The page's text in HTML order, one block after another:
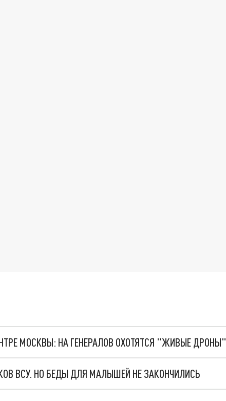
МОСКВЫ: НА ГЕНЕРАЛОВ ОХОТЯТСЯ "ЖИВЫЕ ДРОНЫ"
ВСУ. НО БЕДЫ ДЛЯ МАЛЫШЕЙ НЕ ЗАКОНЧИЛИСЬ